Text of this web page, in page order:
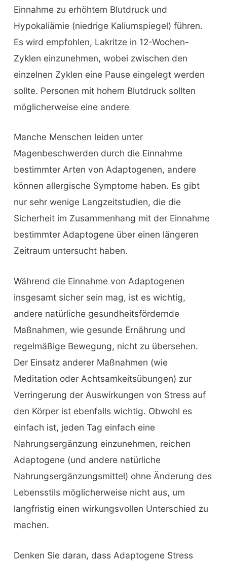
Einnahme zu erhöhtem Blutdruck und
Hypokaliämie (niedrige Kaliumspiegel) führen.
Es wird empfohlen, Lakritze in 12-Wochen-
Zyklen einzunehmen, wobei zwischen den
einzelnen Zyklen eine Pause eingelegt werden
sollte. Personen mit hohem Blutdruck sollten
möglicherweise eine andere
Manche Menschen leiden unter
Magenbeschwerden durch die Einnahme
bestimmter Arten von Adaptogenen, andere
können allergische Symptome haben. Es gibt
nur sehr wenige Langzeitstudien, die die
Sicherheit im Zusammenhang mit der Einnahme
bestimmter Adaptogene über einen längeren
Zeitraum untersucht haben.
Während die Einnahme von Adaptogenen
insgesamt sicher sein mag, ist es wichtig,
andere natürliche gesundheitsfördernde
Maßnahmen, wie gesunde Ernährung und
regelmäßige Bewegung, nicht zu übersehen.
Der Einsatz anderer Maßnahmen (wie
Meditation oder Achtsamkeitsübungen) zur
Verringerung der Auswirkungen von Stress auf
den Körper ist ebenfalls wichtig. Obwohl es
einfach ist, jeden Tag einfach eine
Nahrungsergänzung einzunehmen, reichen
Adaptogene (und andere natürliche
Nahrungsergänzungsmittel) ohne Änderung des
Lebensstils möglicherweise nicht aus, um
langfristig einen wirkungsvollen Unterschied zu
machen.
Denken Sie daran, dass Adaptogene Stress